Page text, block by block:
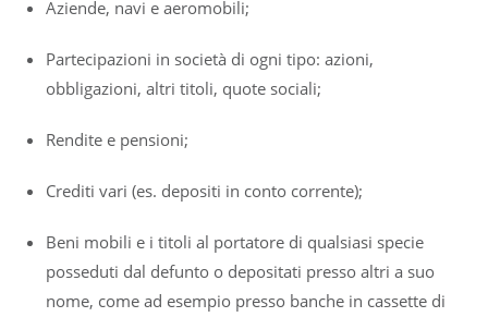
Aziende, navi e aeromobili;
Partecipazioni in società di ogni tipo: azioni,
obbligazioni, altri titoli, quote sociali;
Rendite e pensioni;
Crediti vari (es. depositi in conto corrente);
Beni mobili e i titoli al portatore di qualsiasi specie
posseduti dal defunto o depositati presso altri a suo
nome, come ad esempio presso banche in cassette di